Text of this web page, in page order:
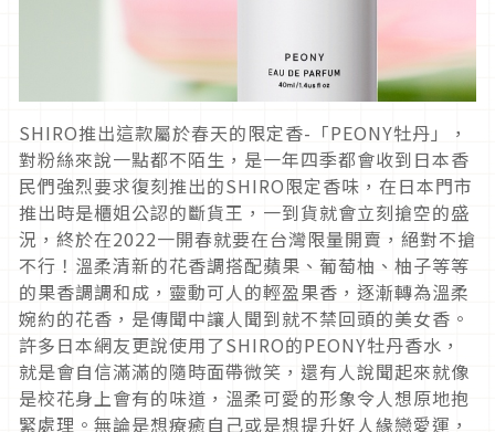
SHIRO推出這款屬於春天的限定香- 「PEONY牡丹」，
對粉絲來說一點都不陌生，是一年四季都會收到日本香
民們強烈要求復刻推出的SHIRO限定香味，在日本門市
推出時是櫃姐公認的斷貨王，一到貨就會立刻搶空的盛
況，終於在2022一開春就要在台灣限量開賣，絕對不搶
不行！溫柔清新的花香調搭配蘋果、葡萄柚、柚子等等
的果香調調和成，靈動可人的輕盈果香，逐漸轉為溫柔
婉約的花香，是傳聞中讓人聞到就不禁回頭的美女香。
許多日本網友更說使用了SHIRO的PEONY牡丹香水，
就是會自信滿滿的隨時面帶微笑，還有人說聞起來就像
是校花身上會有的味道，溫柔可愛的形象令人想原地抱
緊處理。無論是想療癒自己或是想提升好人緣戀愛運，